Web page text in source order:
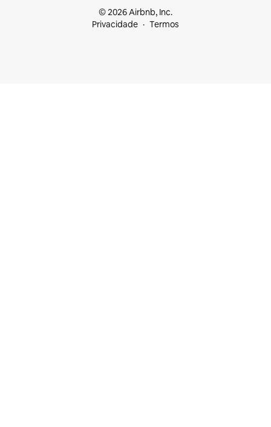
© 2026 Airbnb, Inc.
Privacidade
Termos